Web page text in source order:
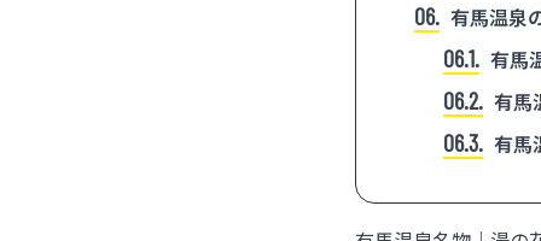
6 有馬温泉
6.1 有馬
6.2 有馬
6.3 有馬